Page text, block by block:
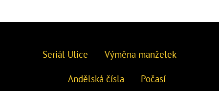
Seriál Ulice Výměna manželek
Andělská čísla Počasí